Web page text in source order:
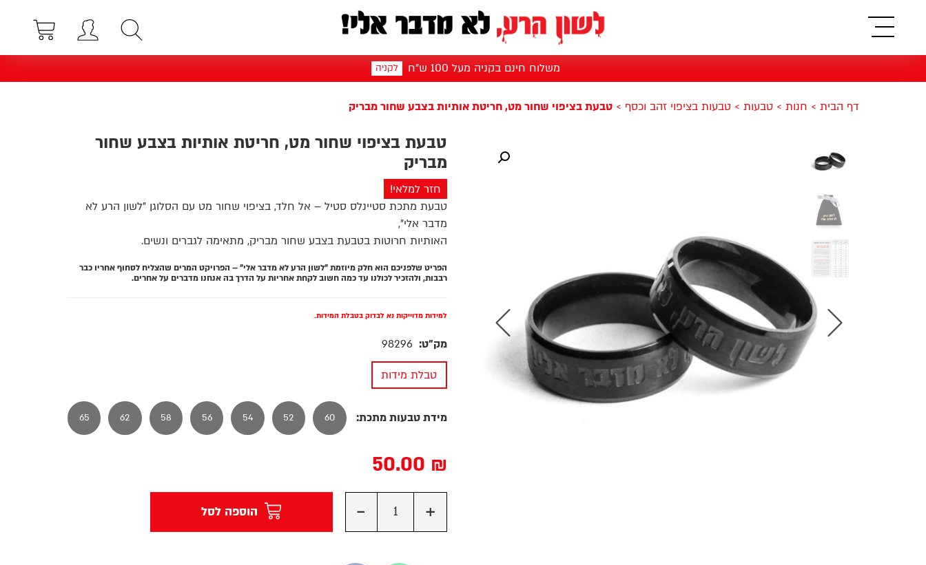
תפריט
משלוח חינם בקניה מעל 100 ש"ח לקניה
דף הבית > חנות > טבעות > טבעות בציפוי זהב וכסף > טבעת בציפוי שחור מט, חריטת אותיות בצבע שחור מבריק
טבעת בציפוי שחור מט, חריטת אותיות בצבע שחור
מבריק
חזר למלאי!
טבעת מתכת סטיינלס סטיל – אל חלד, בציפוי שחור מט עם הסלוגן "לשון הרע לא
מדבר אלי",
האותיות חרוטות בטבעת בצבע שחור מבריק, מתאימה לגברים ונשים.
הפריט שלפניכם הוא חלק מיוזמת "לשון הרע לא מדבר אלי" – הפרויקט המרים שהצליח לסחוף אחריו כבר
רבבות, ולהזכיר לכולנו עד כמה חשוב לקחת אחריות על הדרך בה אנחנו מדברים על אחרים.
למידות מדוייקות נא לבדוק בטבלת המידות.
מק"ט: 98296
טבלת מידות
מידת טבעות מתכת: 60
52
54
56
58
62
65
50.00 ₪
+
- הוספה לסל